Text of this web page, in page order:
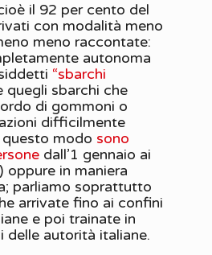
il 92 per cento del
con modalità meno
meno raccontate:
autonoma
“sbarchi
quegli sbarchi che
di gommoni o
difficilmente
modo sono
dall’1 gennaio ai
oppure in maniera
parliamo soprattutto
arrivate fino ai confini
e poi trainate in
delle autorità italiane.